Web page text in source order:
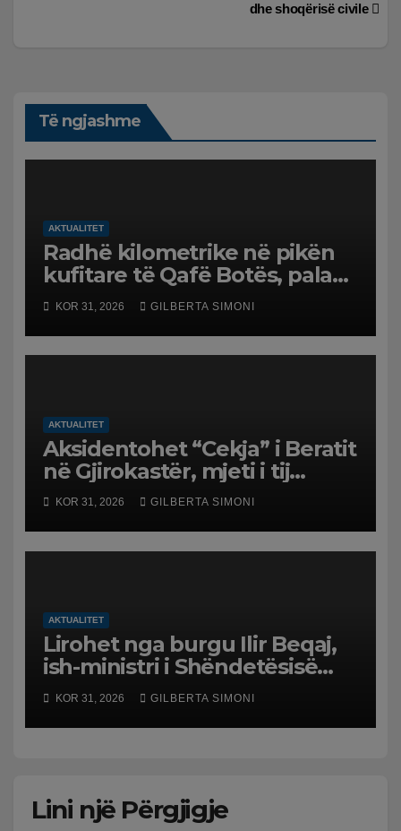
dhe shoqërisë civile
Të ngjashme
AKTUALITET
Radhë kilometrike në pikën
kufitare të Qafë Botës, pala
greke raporton defekt në
sistem, qytetarët mbeten të
bllokuar
KOR 31, 2026 GILBERTA SIMONI
AKTUALITET
Aksidentohet “Cekja” i Beratit
në Gjirokastër, mjeti i tij
përplaset me atë të klerikut
bektashian
KOR 31, 2026 GILBERTA SIMONI
AKTUALITET
Lirohet nga burgu Ilir Beqaj,
ish-ministri i Shëndetësisë
‘kthehet’ në shtëpi, GJKKO i
ndryshon masën e arrestit
KOR 31, 2026 GILBERTA SIMONI
Lini një Përgjigje